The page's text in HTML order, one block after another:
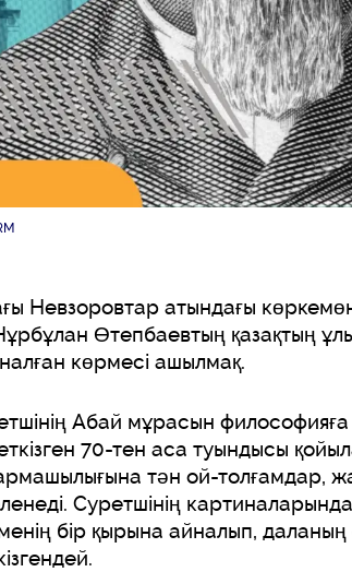
Невзоровтар атындағы
Өтепбаевтың қазақтың
көрмесі ашылмақ.
Абай мұрасын философияға
70-тен аса туындысы
тән ой-толғамдар,
Суретшінің
бір қырына айналып,